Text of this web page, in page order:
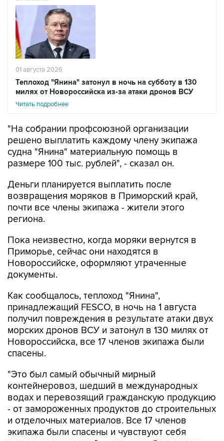
01 августа 2026
Теплоход "Янина" затонул в ночь на субботу в 130
милях от Новороссийска из-за атаки дронов ВСУ
Читать подробнее
"На собрании профсоюзной организации
судна "Янина" материальную помощь в
размере 100 тыс. рублей", - сказал он.
Деньги планируется выплатить после
почти все члены экипажа - жители этого
региона.
Пока неизвестно, когда моряки вернутся в
Новороссийске, оформляют утраченные
документы.
Как сообщалось, теплоход "Янина",
получил повреждения в результате атаки двух
морских дронов ВСУ и затонул в 130 милях от
Новороссийска, все 17 членов экипажа были
спасены.
"Это был самый обычный мирный
водах и перевозящий гражданскую продукцию
- от замороженных продуктов до строительных
и отделочных материалов. Все 17 членов
экипажа были спасены и чувствуют себя
удовлетворительно", - ранее сообщил глава
"Росатома" Алексей Лихачев.